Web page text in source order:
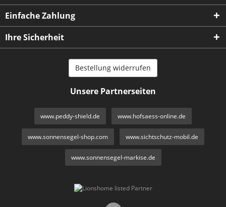
Einfache Zahlung
Ihre Sicherheit
Bestellung widerrufen
Unsere Partnerseiten
www.peddy-shield.de www.hofsaess-online.de
www.sonnensegel-shop.com www.sichtschutz-mobil.de
www.sonnensegel-markise.de